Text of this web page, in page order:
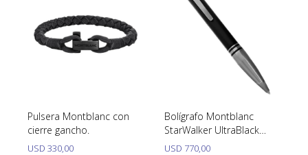
Pulsera Montblanc con
cierre gancho.
USD 330,00
Bolígrafo Montblanc
StarWalker UltraBlack
Doué 126366
USD 770,00